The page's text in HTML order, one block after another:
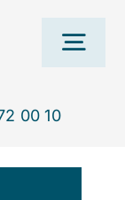
00 10